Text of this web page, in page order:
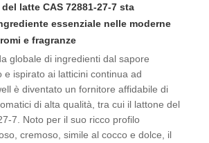
latte CAS 72881-27-7 sta
essenziale nelle moderne
e fragranze
globale di ingredienti dal sapore
e ispirato ai latticini continua ad
è diventato un fornitore affidabile di
di alta qualità, tra cui il lattone del
7. Noto per il suo ricco profilo
cremoso, simile al cocco e dolce, il